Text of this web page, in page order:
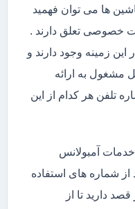
ها می توان فهمید
خصوصی تعلق دارند .
زمینه وجود دارند و
مشغول به ارائه
تلفن هر کدام از این
خدمات آمبولانس
از شماره های استفاده
دارید تا از